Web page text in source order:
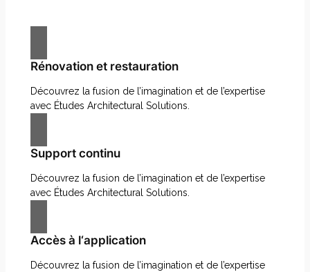
Rénovation et restauration
Découvrez la fusion de l’imagination et de l’expertise
avec Études Architectural Solutions.
Support continu
Découvrez la fusion de l’imagination et de l’expertise
avec Études Architectural Solutions.
Accès à l‘application
Découvrez la fusion de l’imagination et de l’expertise